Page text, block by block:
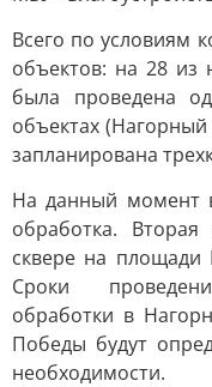
Всего по условиям
объектов: на 28 из
была проведена
объектах
запланирована
На данный момент
обработка.
сквере на
Сроки
обработки в
Победы будут
необходимости.